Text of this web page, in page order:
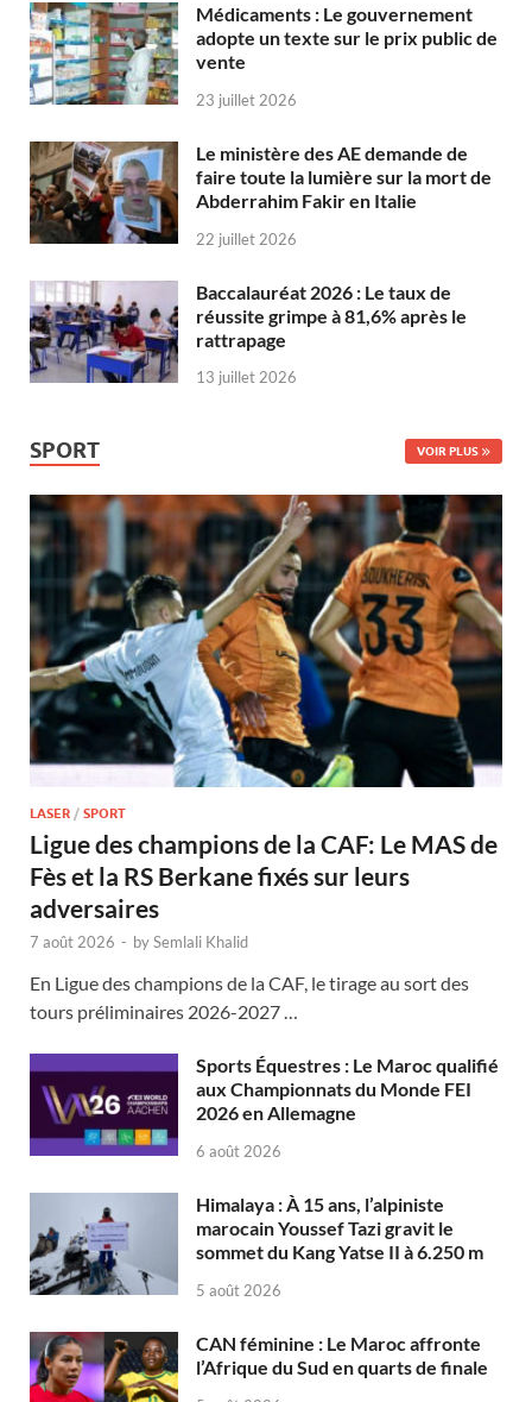
Médicaments : Le gouvernement
adopte un texte sur le prix public de
vente
23 juillet 2026
Le ministère des AE demande de
faire toute la lumière sur la mort de
Abderrahim Fakir en Italie
22 juillet 2026
Baccalauréat 2026 : Le taux de
réussite grimpe à 81,6% après le
rattrapage
13 juillet 2026
SPORT VOIR PLUS
LASER / SPORT
Ligue des champions de la CAF: Le MAS de
Fès et la RS Berkane fixés sur leurs
adversaires
7 août 2026 - bySemlali Khalid
En Ligue des champions de la CAF, le tirage au sort des
tours préliminaires 2026-2027 …
Sports Équestres : Le Maroc qualifié
aux Championnats du Monde FEI
2026 en Allemagne
6 août 2026
Himalaya : À 15 ans, l’alpiniste
marocain Youssef Tazi gravit le
sommet du Kang Yatse II à 6.250 m
5 août 2026
CAN féminine : Le Maroc affronte
l’Afrique du Sud en quarts de finale